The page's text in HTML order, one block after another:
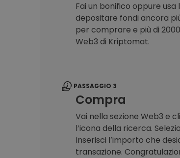
Fai un bonifico oppure
depositare fondi ancora
per comprare e più di
Web3 di Kriptomat.
PASSAGGIO 3
Compra
Vai nella sezione Web3 e
l’icona della ricerca.
Inserisci l’importo che
transazione.